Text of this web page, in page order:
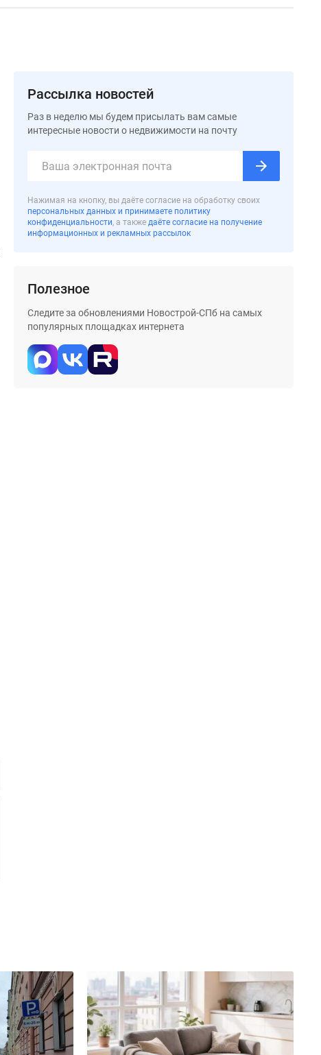
Рассылка новостей
Раз в неделю мы будем присылать вам самые
интересные новости о недвижимости на почту
Нажимая на кнопку, вы даёте согласие на обработку своих
персональных данных и принимаете политику
конфиденциальности, а также даёте согласие на получение
информационных и рекламных рассылок
Полезное
Следите за обновлениями Новострой-СПб на самых
популярных площадках интернета